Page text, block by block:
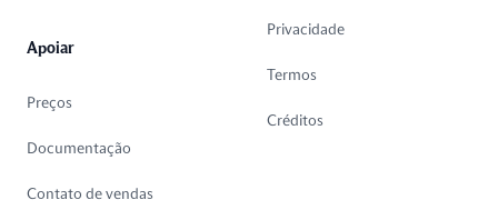
Apoiar
Preços
Documentação
Contato de vendas
Privacidade
Termos
Créditos